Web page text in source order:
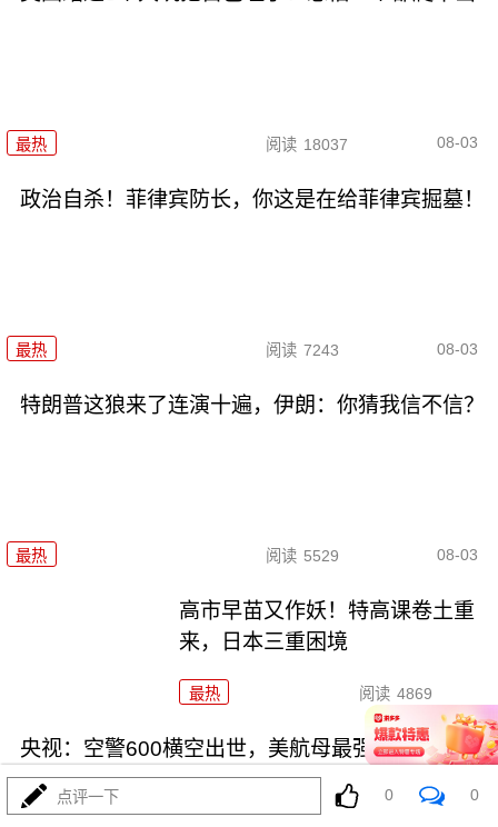
最热 阅读 18037 08-03
政治自杀！菲律宾防长，你这是在给菲律宾掘墓！
最热 阅读 7243 08-03
特朗普这狼来了连演十遍，伊朗：你猜我信不信？
最热 阅读 5529 08-03
高市早苗又作妖！特高课卷土重
来，日本三重困境
最热 阅读 4869
央视：空警600横空出世，美航母最强王牌失效
点评一下 0 0